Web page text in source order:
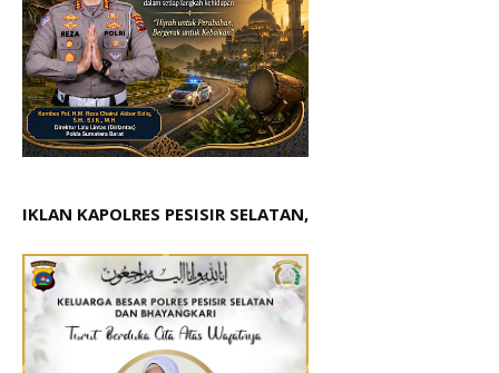
IKLAN KAPOLRES PESISIR SELATAN,